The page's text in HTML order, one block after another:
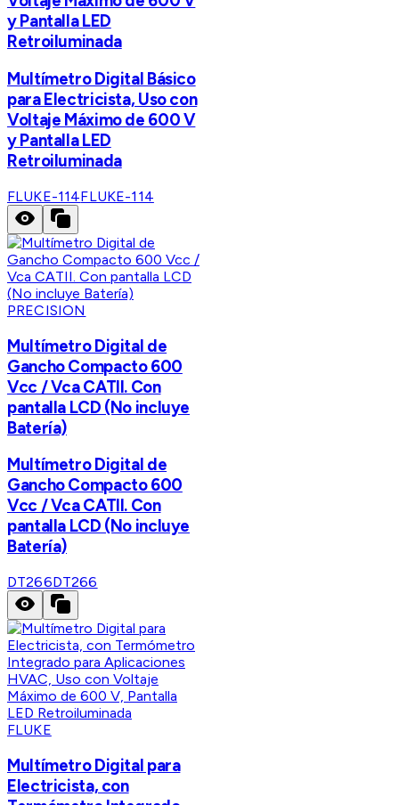
y Pantalla LED
Retroiluminada
Multímetro Digital Básico
para Electricista, Uso con
Voltaje Máximo de 600 V
y Pantalla LED
Retroiluminada
FLUKE-114FLUKE-114
PRECISION
Multímetro Digital de
Gancho Compacto 600
Vcc / Vca CATII. Con
pantalla LCD (No incluye
Batería)
Multímetro Digital de
Gancho Compacto 600
Vcc / Vca CATII. Con
pantalla LCD (No incluye
Batería)
DT266DT266
FLUKE
Multímetro Digital para
Electricista, con